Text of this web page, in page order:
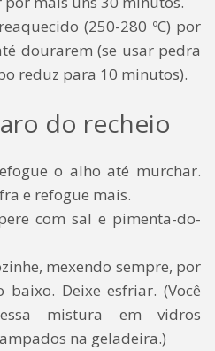
(250-280 ºC) por
dourarem (se usar pedra
reduz para 10 minutos).
do recheio
o alho até murchar.
e refogue mais.
com sal e pimenta-do-
mexendo sempre, por
Deixe esfriar. (Você
mistura em vidros
na geladeira.)